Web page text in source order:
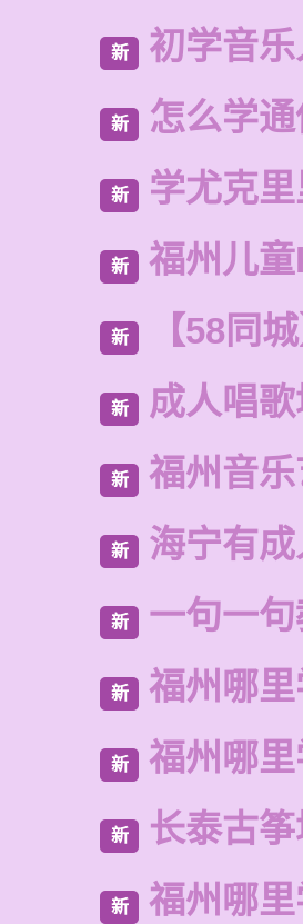
新 初学音
新 怎么学
新 学尤克
新 福州儿
新 【58同
新 成人唱
新 福州音
新 海宁有
新 一句一
新 福州哪
新 福州哪
新 长泰古筝
新 福州哪